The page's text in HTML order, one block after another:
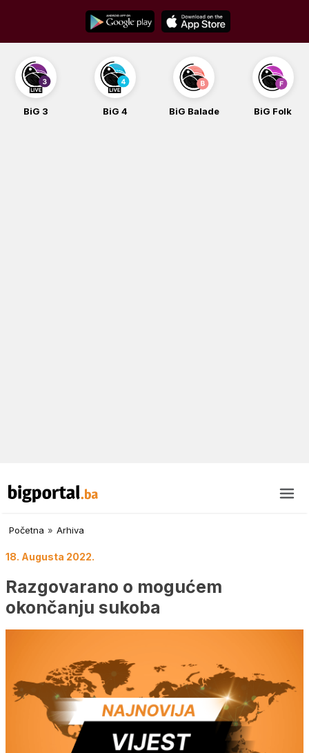
content
BiG 3 BiG 4 BiG Balade BiG Folk
Početna » Arhiva
18. Augusta 2022.
Razgovarano o mogućem
okončanju sukoba